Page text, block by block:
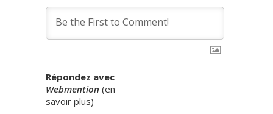
Répondez avec
Webmention (en
savoir plus)